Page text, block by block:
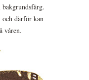
därför kan
våren.